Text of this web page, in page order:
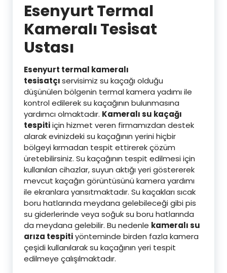
Esenyurt Termal
Kameralı Tesisat
Ustası
Esenyurt termal kameralı
tesisatçıservisimiz su kaçağı olduğu
düşünülen bölgenin termal kamera yadımı ile
kontrol edilerek su kaçağının bulunmasına
yardımcı olmaktadır. Kameralı su kaçağı
tespitiiçin hizmet veren firmamızdan destek
alarak evinizdeki su kaçağının yerini hiçbir
bölgeyi kırmadan tespit ettirerek çözüm
üretebilirsiniz. Su kaçağının tespit edilmesi için
kullanılan cihazlar, suyun aktığı yeri göstererek
mevcut kaçağın görüntüsünü kamera yardımı
ile ekranlara yansıtmaktadır. Su kaçakları sıcak
boru hatlarında meydana gelebileceği gibi pis
su giderlerinde veya soğuk su boru hatlarında
da meydana gelebilir. Bu nedenle kameralı su
arıza tespitiyönteminde birden fazla kamera
çeşidi kullanılarak su kaçağının yeri tespit
edilmeye çalışılmaktadır.